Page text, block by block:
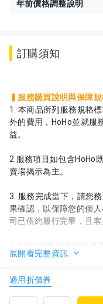
適用折價券
年前價格調整說明
訂購須知
▍服務購買說明與保障
1. 本商品所列服務規格
外的費用，HoHo並就服
益。
2.服務項目如包含HoHo
賣場揭示為主。
3. 服務完成當下，請您
果確認，以保障您的個
司已依約履行完畢，且
4. 加贈/升級服務項目經
退費。
5. 若您於HoHo購買之商
件之情事，請於服務完
展開看完整資訊